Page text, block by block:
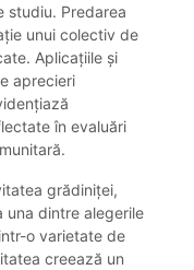
studiu. Predarea
unui colectiv de
Aplicațiile și
aprecieri
în evaluări
grădiniței,
una dintre alegerile
o varietate de
creează un